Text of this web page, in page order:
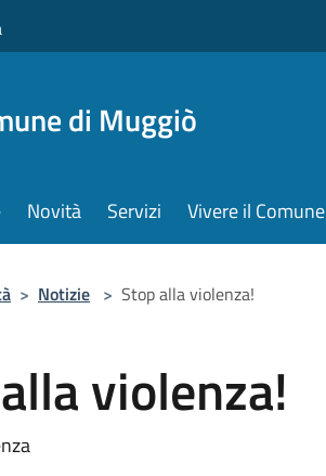
di Muggiò
Novità Servizi Vivere il Comune
> Notizie > Stop alla violenza!
violenza!